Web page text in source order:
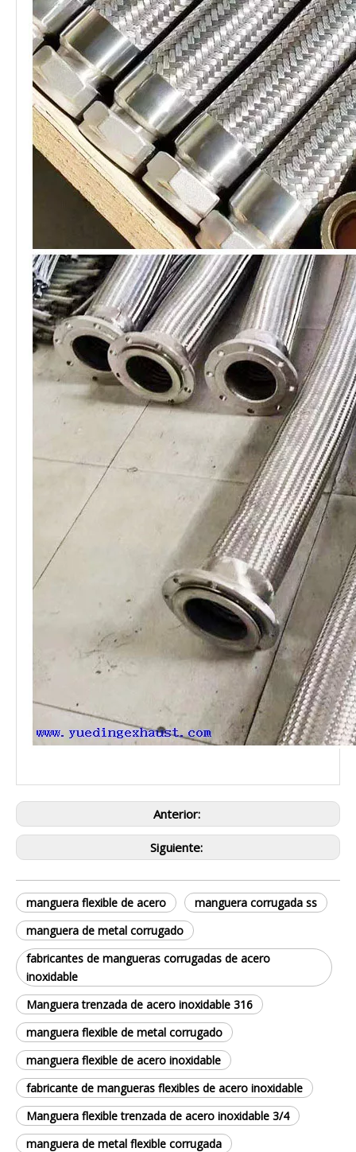
Anterior:
Siguiente:
manguera flexible de acero
manguera corrugada ss
manguera de metal corrugado
fabricantes de mangueras corrugadas de acero
inoxidable
Manguera trenzada de acero inoxidable 316
manguera flexible de metal corrugado
manguera flexible de acero inoxidable
fabricante de mangueras flexibles de acero inoxidable
Manguera flexible trenzada de acero inoxidable 3/4
manguera de metal flexible corrugada